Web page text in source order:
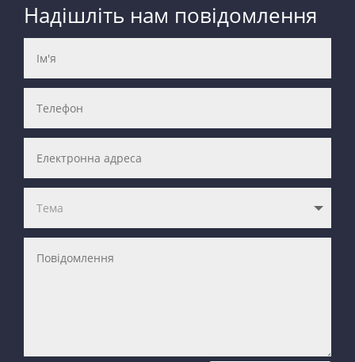
Надішліть нам повідомлення